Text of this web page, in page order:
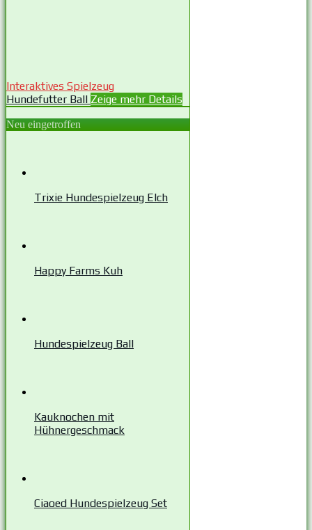
Interaktives Spielzeug
Hundefutter Ball Zeige mehr Details
Neu eingetroffen
Trixie Hundespielzeug Elch
Happy Farms Kuh
Hundespielzeug Ball
Kauknochen mit
Hühnergeschmack
Ciaoed Hundespielzeug Set